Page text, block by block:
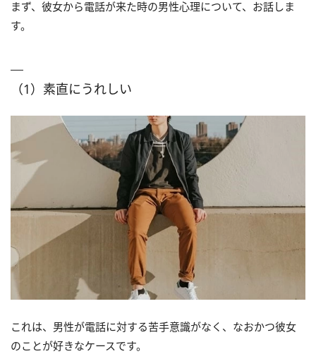
まず、彼女から電話が来た時の男性心理について、お話しま
す。
（1）素直にうれしい
これは、男性が電話に対する苦手意識がなく、なおかつ彼女
のことが好きなケースです。